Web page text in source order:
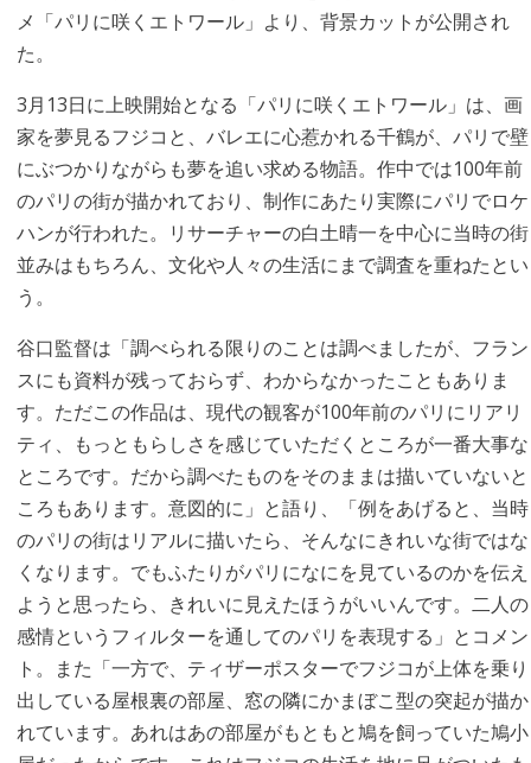
メ「パリに咲くエトワール」より、背景カットが公開され
た。
3月13日に上映開始となる「パリに咲くエトワール」は、画
家を夢見るフジコと、バレエに心惹かれる千鶴が、パリで壁
にぶつかりながらも夢を追い求める物語。作中では100年前
のパリの街が描かれており、制作にあたり実際にパリでロケ
ハンが行われた。リサーチャーの白土晴一を中心に当時の街
並みはもちろん、文化や人々の生活にまで調査を重ねたとい
う。
谷口監督は「調べられる限りのことは調べましたが、フラン
スにも資料が残っておらず、わからなかったこともありま
す。ただこの作品は、現代の観客が100年前のパリにリアリ
ティ、もっともらしさを感じていただくところが一番大事な
ところです。だから調べたものをそのままは描いていないと
ころもあります。意図的に」と語り、「例をあげると、当時
のパリの街はリアルに描いたら、そんなにきれいな街ではな
くなります。でもふたりがパリになにを見ているのかを伝え
ようと思ったら、きれいに見えたほうがいいんです。二人の
感情というフィルターを通してのパリを表現する」とコメン
ト。また「一方で、ティザーポスターでフジコが上体を乗り
出している屋根裏の部屋、窓の隣にかまぼこ型の突起が描か
れています。あれはあの部屋がもともと鳩を飼っていた鳩小